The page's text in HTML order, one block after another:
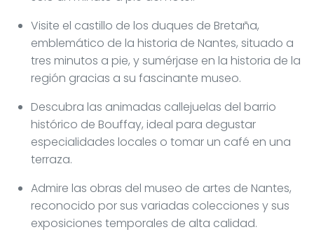
Visite el castillo de los duques de Bretaña,
emblemático de la historia de Nantes, situado a
tres minutos a pie, y sumérjase en la historia de la
región gracias a su fascinante museo.
Descubra las animadas callejuelas del barrio
histórico de Bouffay, ideal para degustar
especialidades locales o tomar un café en una
terraza.
Admire las obras del museo de artes de Nantes,
reconocido por sus variadas colecciones y sus
exposiciones temporales de alta calidad.